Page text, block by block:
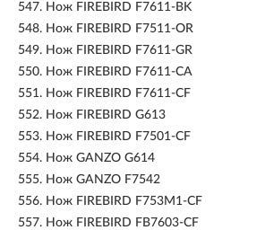
547. Нож FIREBIRD F7611-BK
548. Нож FIREBIRD F7511-OR
549. Нож FIREBIRD F7611-GR
550. Нож FIREBIRD F7611-CA
551. Нож FIREBIRD F7611-CF
552. Нож FIREBIRD G613
553. Нож FIREBIRD F7501-CF
554. Нож GANZO G614
555. Нож GANZO F7542
556. Нож FIREBIRD F753M1-CF
557. Нож FIREBIRD FB7603-CF